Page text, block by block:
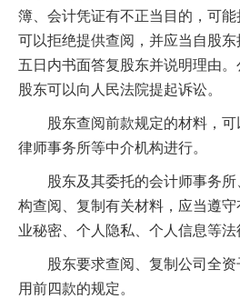
簿、会计凭证有不正当目的，可能
可以拒绝提供查阅，并应当自股
五日内书面答复股东并说明理由。
股东可以向人民法院提起诉讼。
股东查阅前款规定的材料，可
律师事务所等中介机构进行。
股东及其委托的会计师事务所
构查阅、复制有关材料，应当遵
业秘密、个人隐私、个人信息等法
股东要求查阅、复制公司全资
用前四款的规定。